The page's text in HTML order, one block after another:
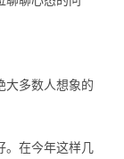
大多数人想象的
。在今年这样几